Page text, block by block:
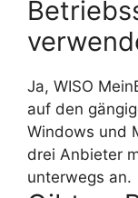
Ja, WISO
auf den
Windows und
drei Anbieter
unterwegs an.